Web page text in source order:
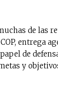
de las
boletín
de las
entrega
de
y